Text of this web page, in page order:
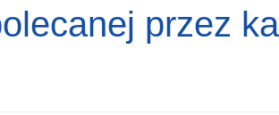
przez